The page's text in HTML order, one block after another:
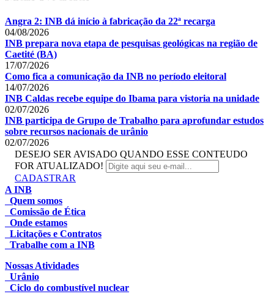
Angra 2: INB dá início à fabricação da 22ª recarga
04/08/2026
INB prepara nova etapa de pesquisas geológicas na região de
Caetité (BA)
17/07/2026
Como fica a comunicação da INB no período eleitoral
14/07/2026
INB Caldas recebe equipe do Ibama para vistoria na unidade
02/07/2026
INB participa de Grupo de Trabalho para aprofundar estudos
sobre recursos nacionais de urânio
02/07/2026
DESEJO SER AVISADO QUANDO ESSE CONTEUDO
FOR ATUALIZADO!
CADASTRAR
A INB
Quem somos
Comissão de Ética
Onde estamos
Licitações e Contratos
Trabalhe com a INB
Nossas Atividades
Urânio
Ciclo do combustível nuclear